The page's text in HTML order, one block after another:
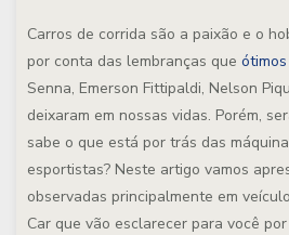
Carros de corrida são a paixão e o
por conta das lembranças que
Senna, Emerson Fittipaldi, Nelson
deixaram em nossas vidas. Porém,
sabe o que está por trás das
esportistas? Neste artigo vamos
observadas principalmente em
Car que vão esclarecer para você